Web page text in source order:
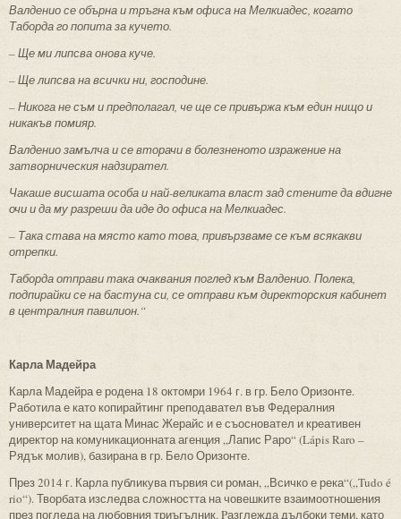
Валденио се обърна и тръгна към офиса на Мелкиадес, когато
Таборда го попита за кучето.
– Ще ми липсва онова куче.
– Ще липсва на всички ни, господине.
– Никога не съм и предполагал, че ще се привържа към един нищо и
никакъв помияр.
Валденио замълча и се вторачи в болезненото изражение на
затворническия надзирател.
Чакаше висшата особа и най-великата власт зад стените да вдигне
очи и да му разреши да иде до офиса на Мелкиадес.
– Така става на място като това, привързваме се към всякакви
отрепки.
Таборда отправи така очаквания поглед към Валденио. Полека,
подпирайки се на бастуна си, се отправи към директорския кабинет
в централния павилион.“
Карла Мадейра
Карла Мадейра е родена 18 октомри 1964 г. в гр. Бело Оризонте.
Работила е като копирайтинг преподавател във Федералния
университет на щата Минас Жерайс и е съосновател и креативен
директор на комуникационната агенция „Лапис Раро“ (Lápis Raro –
Рядък молив), базирана в гр. Бело Оризонте.
През 2014 г. Карла публикува първия си роман, „Всичко е река“(„Tudo é
rio“). Творбата изследва сложността на човешките взаимоотношения
през погледа на любовния триъгълник. Pазглежда дълбоки теми, като